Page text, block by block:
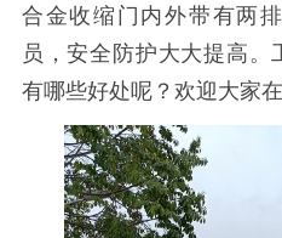
合金收缩门内外带有两
员，安全防护大大提高。
有哪些好处呢？欢迎大家在